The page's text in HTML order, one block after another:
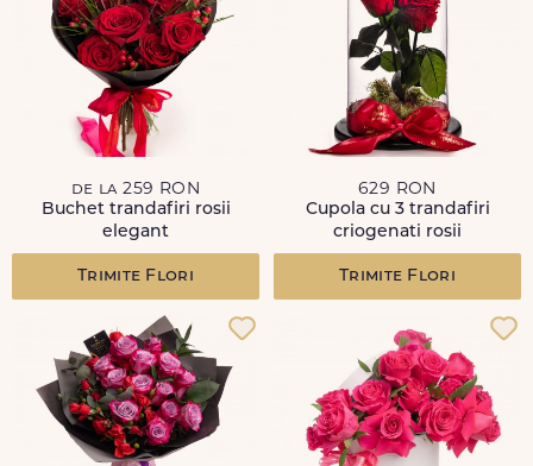
de la 259 RON
Buchet trandafiri rosii
elegant
Trimite Flori
629 RON
Cupola cu 3 trandafiri
criogenati rosii
Trimite Flori